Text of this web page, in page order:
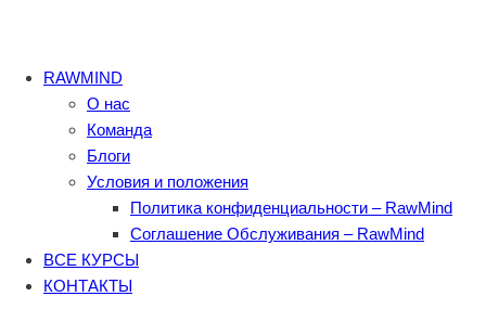
RAWMIND
О нас
Команда
Блоги
Условия и положения
Политика конфиденциальности – RawMind
Соглашение Обслуживания – RawMind
ВСЕ КУРСЫ
КОНТАКТЫ